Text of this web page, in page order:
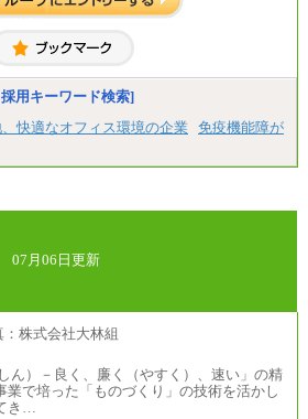
キャリアサイトよりご確認ください。
ミュニケーションデザイン
給230,000円
手当：20,000円（一律支給）※みなし
残業時間は10.43時間。
、時間外手当等を支給。
ート職 月給188,000円
職 月給202,000～227,000円＋地域間調整
キャリアサイトよりご確認ください。
ジネストランスフォーム
給205,000～225,000円＋地域間調整給
キャリアサイトよりご確認ください。
ータサービス ※2027年新卒募集終了
用キーワード検索]
快適なオフィス環境の企業
免疫機能障が
07月06日更新
ん）－良く、廉く（やすく）、速い」の精
業で培った「ものづくり」の技術を活かし
き…